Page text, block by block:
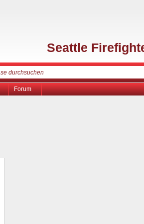
Seattle
Forum